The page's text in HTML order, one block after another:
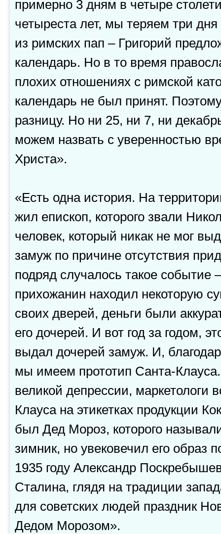
примерно 3 дням в четыре
четыреста лет, мы теряем три
из римских пап – Григорий
календарь. Но в то время
плохих отношениях с римской
календарь не был принят.
разницу. Но ни 25, ни 7, ни
можем назвать с уверенностью
Христа».
«Есть одна история. На
жил епископ, которого звали
человек, который никак не мог
замуж по причине отсутствия
подряд случалось такое событие
прихожанин находил некоторую
своих дверей, деньги были
его дочерей. И вот год за годом,
выдал дочерей замуж. И,
мы имеем прототип Санта-
великой депрессии, маркетологи
Клауса на этикетках продукции
был Дед Мороз, которого
зимник, но увековечил его образ
1935 году Александр
Сталина, глядя на традиции
для советских людей праздник
Дедом Морозом».